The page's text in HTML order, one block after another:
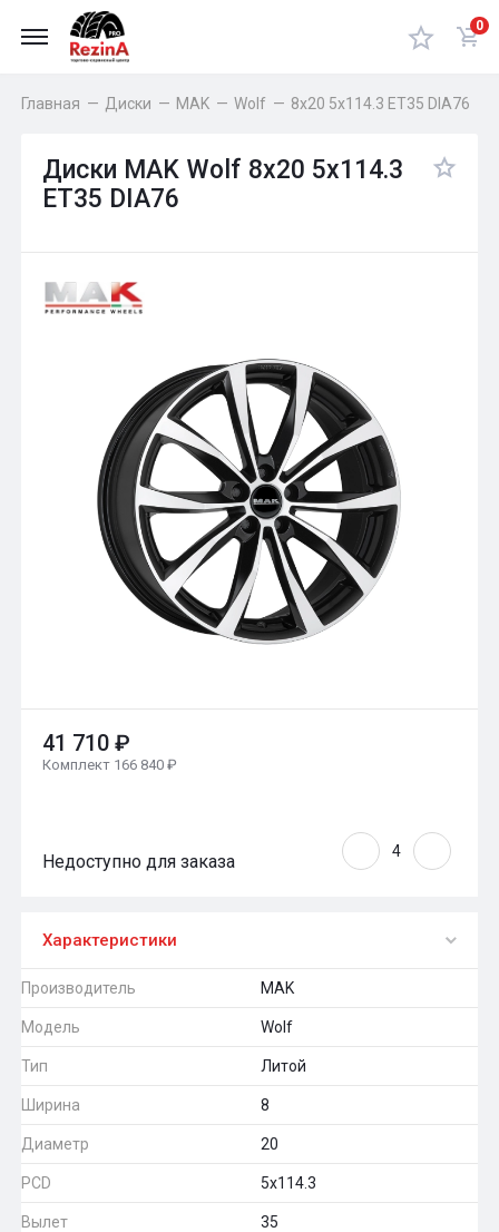
0
Главная — Диски — MAK — Wolf — 8x20 5x114.3 ET35 DIA76
Диски MAK Wolf 8x20 5x114.3
ET35 DIA76
41 710 ₽
Комплект 166 840 ₽
Недоступно для заказа
Характеристики
Производитель MAK
Модель Wolf
Тип Литой
Ширина 8
Диаметр 20
PCD 5x114.3
Вылет 35